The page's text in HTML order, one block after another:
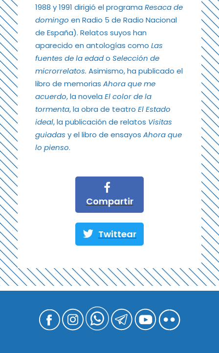
1988 y 1991 dirigió el programa Resaca de
domingo en Radio 5 de Radio Nacional
de España). Relatos suyos han
aparecido en antologías como Las
fuentes de la edado Selección de
microrrelatos. Asimismo, ha publicado el
libro de memorias Ahora que me
acuerdo, la novela El color de la
tormenta, la obra de teatro El Estado
ideal, la publicación de relatos Visitas
guiadas y el libro de ensayos Ahora que
lo pienso.
Compartir
Twittear